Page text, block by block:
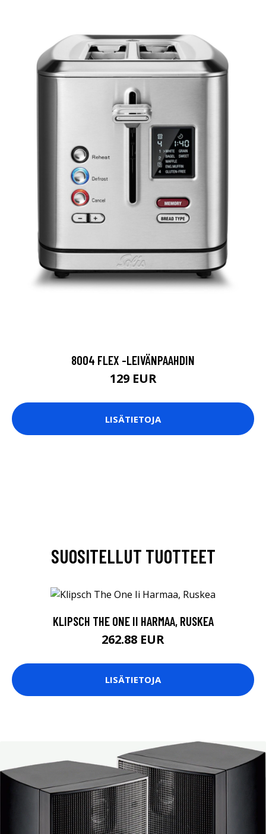
8004 FLEX -LEIVÄNPAAHDIN
129 EUR
LISÄTIETOJA
SUOSITELLUT TUOTTEET
KLIPSCH THE ONE II HARMAA, RUSKEA
262.88 EUR
LISÄTIETOJA